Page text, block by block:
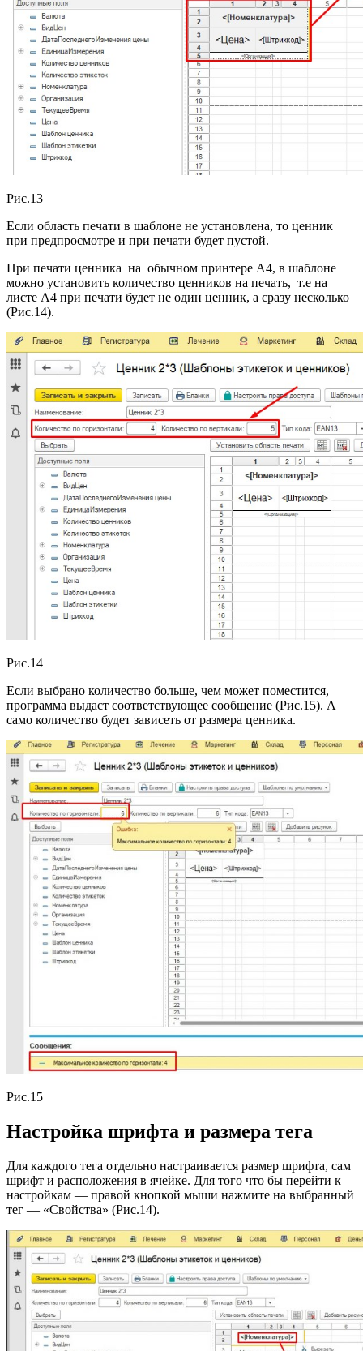
Рис.13
Если область печати в шаблоне не установлена, то ценник
при предпросмотре и при печати будет пустой.
При печати ценника на обычном принтере А4, в шаблоне
можно установить количество ценников на печать, т.е на
листе А4 при печати будет не один ценник, а сразу несколько
(Рис.14).
Рис.14
Если выбрано количество больше, чем может поместится,
программа выдаст соответствующее сообщение (Рис.15). А
само количество будет зависеть от размера ценника.
Рис.15
Настройка шрифта и размера тега
Для каждого тега отдельно настраивается размер шрифта, сам
шрифт и расположения в ячейке. Для того что бы перейти к
настройкам — правой кнопкой мыши нажмите на выбранный
тег — «Свойства» (Рис.14).